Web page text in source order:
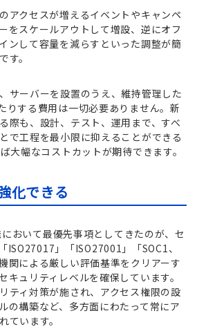
アクセスが増えるイベントやキャンペ
をスケールアウトして増設、逆にオフ
ンして容量を減らすといった調整が簡
す。
サーバーを設置のうえ、維持管理した
りする費用は一切必要ありません。新
際も、設計、テスト、運用まで、すべ
で工程を最小限に抑えることができる
大幅なコストカットが期待できます。
化できる
おいて最優先事項としてきたのが、セ
ISO27017」「ISO27001」「SOC1、
関による厳しい評価基準をクリアーす
キュリティレベルを確保しています。
ティ対策が施され、アクセス権限の設
の構築など、多方面にわたって常にア
ています。